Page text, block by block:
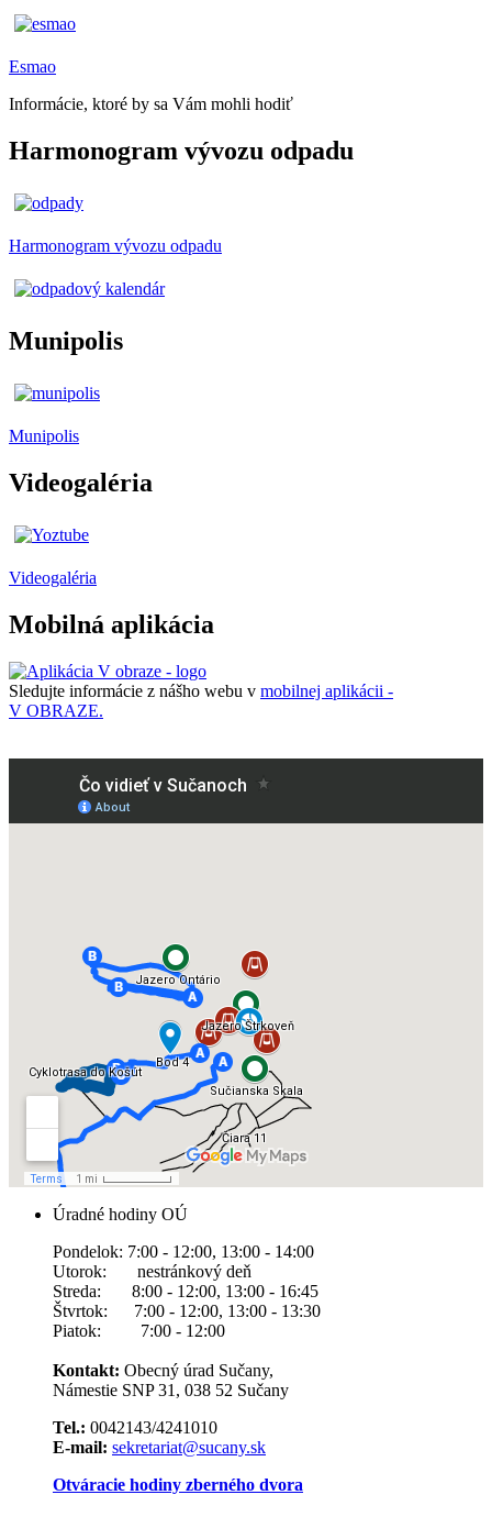
Esmao
Informácie, ktoré by sa Vám mohli hodiť
Harmonogram vývozu odpadu
Harmonogram vývozu odpadu
Munipolis
Munipolis
Videogaléria
Videogaléria
Mobilná aplikácia
Sledujte informácie z nášho webu v mobilnej aplikácii -
V OBRAZE.
Úradné hodiny OÚ
Pondelok: 7:00 - 12:00, 13:00 - 14:00
Utorok: nestránkový deň
Streda: 8:00 - 12:00, 13:00 - 16:45
Štvrtok: 7:00 - 12:00, 13:00 - 13:30
Piatok: 7:00 - 12:00
Kontakt: Obecný úrad Sučany,
Námestie SNP 31, 038 52 Sučany
Tel.: 0042143/4241010
E-mail: sekretariat@sucany.sk
Otváracie hodiny zberného dvora